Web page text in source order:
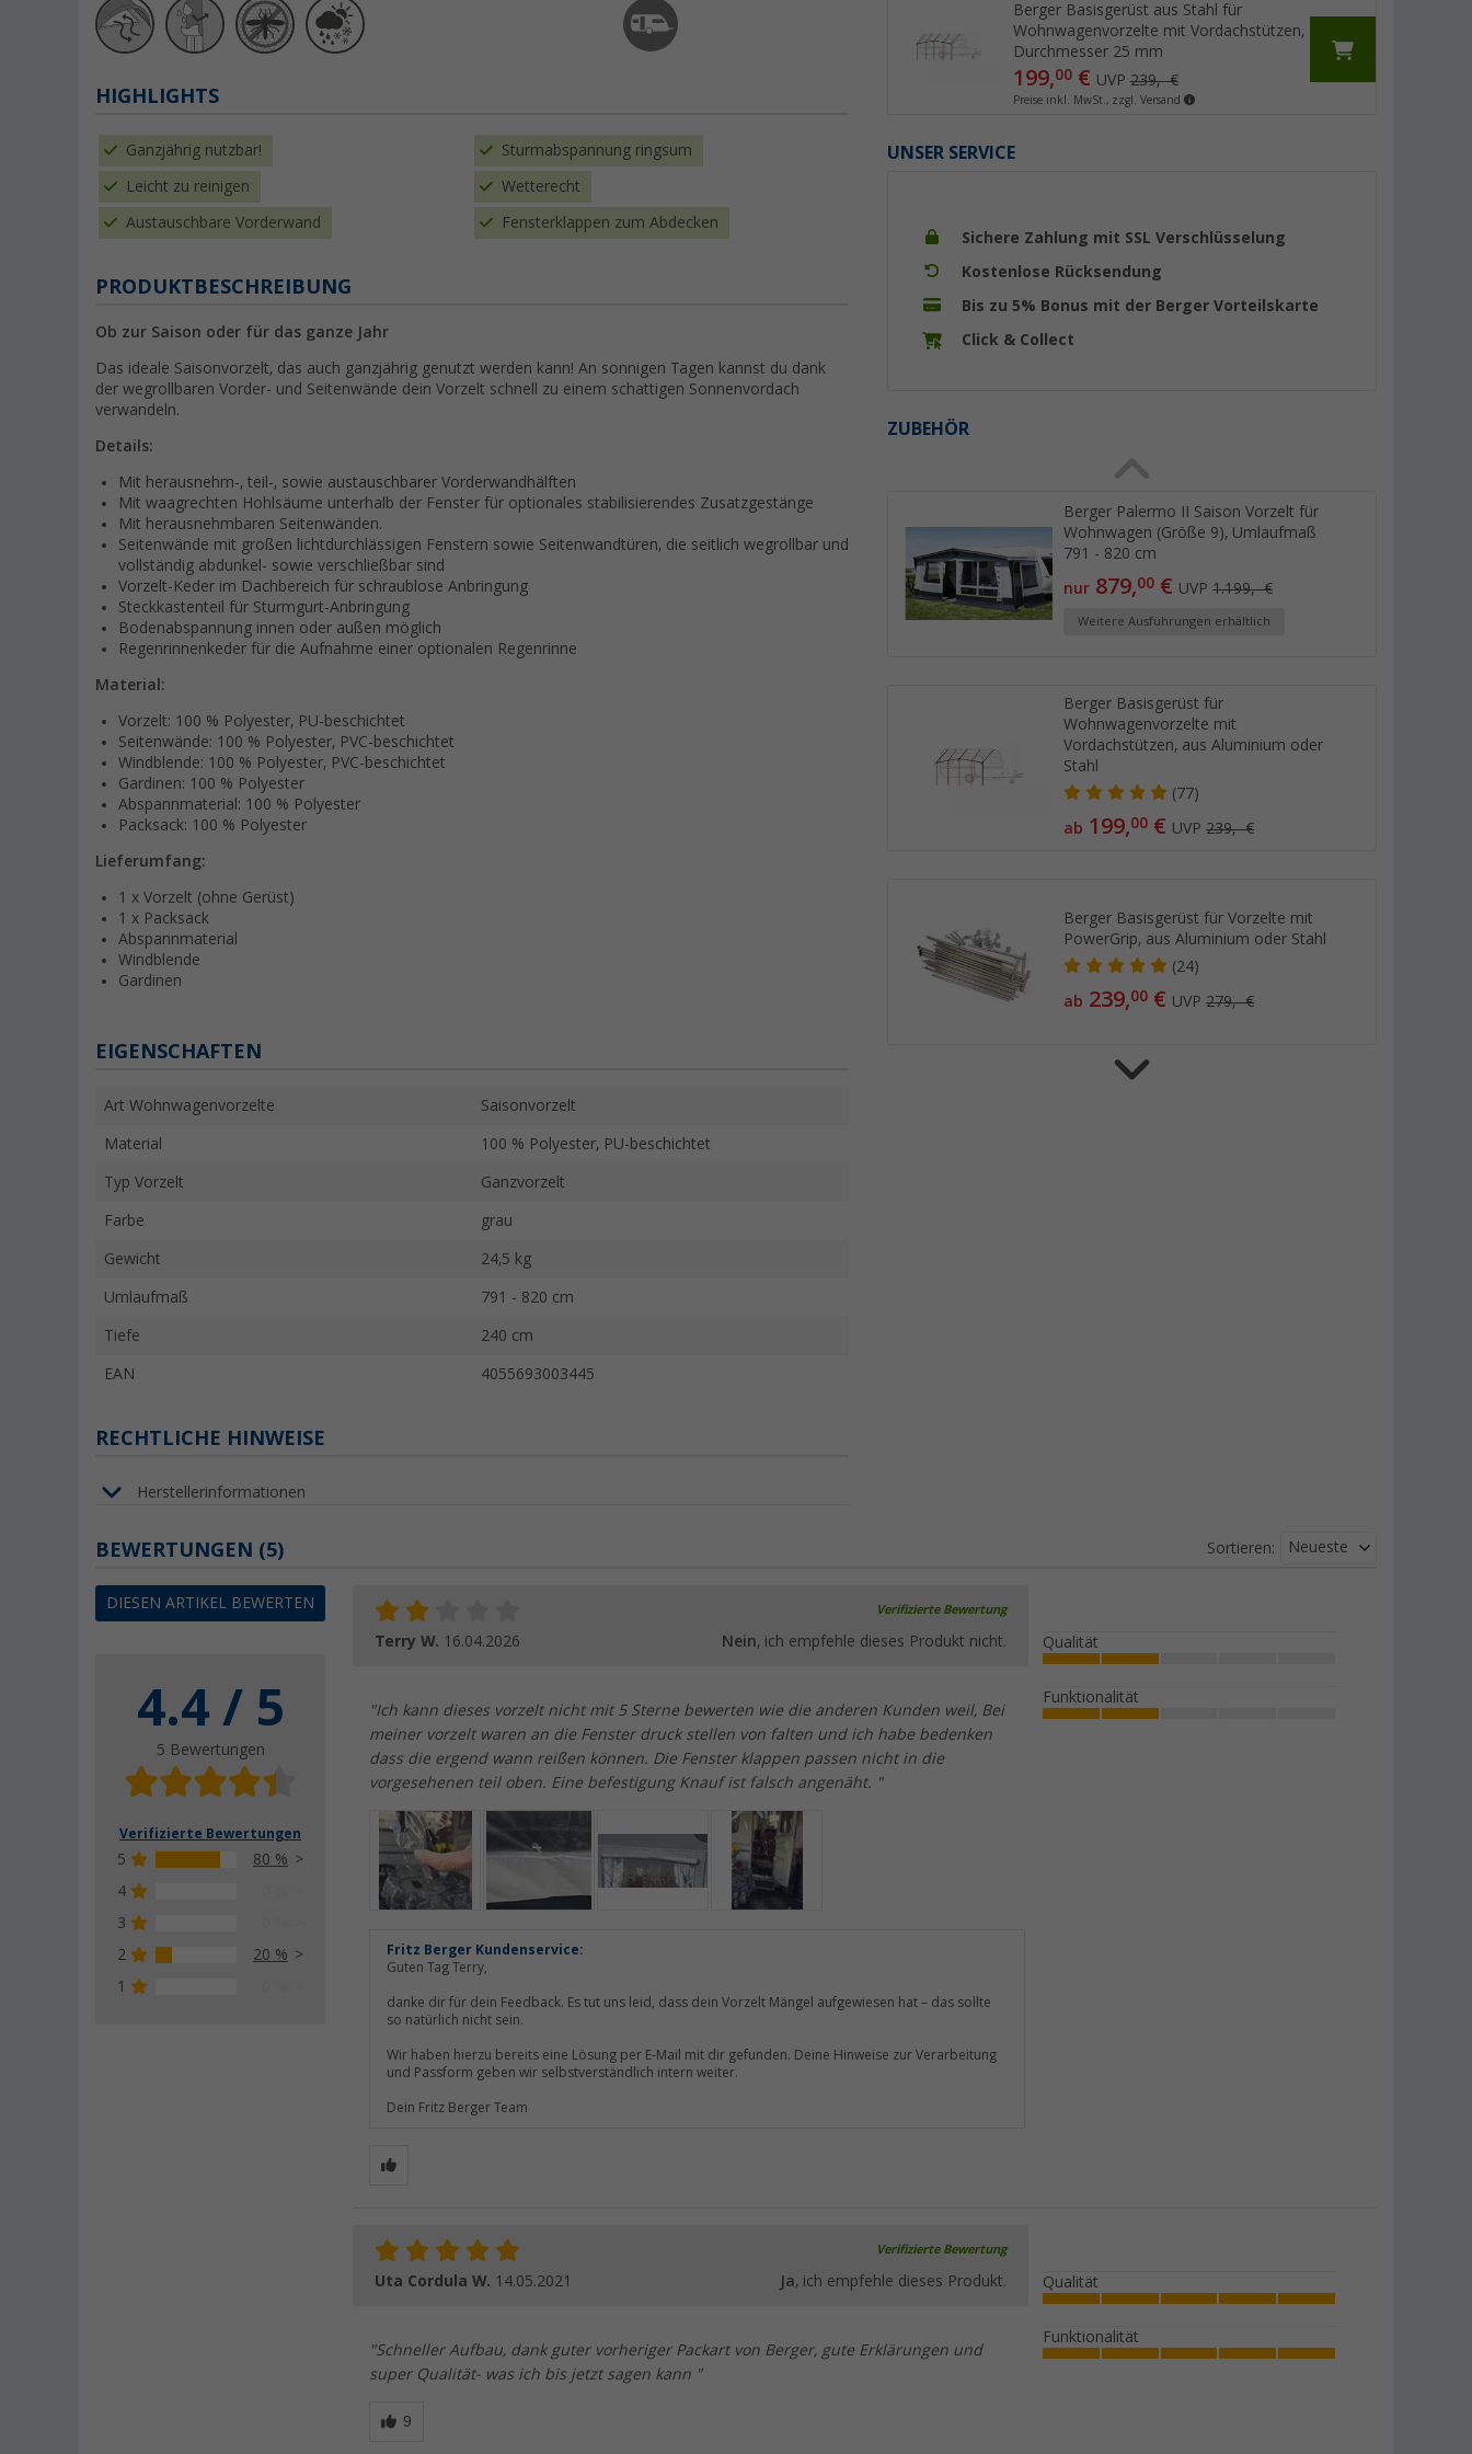
Berger Basisgerüst aus Stahl für
Wohnwagenvorzelte mit Vordachstützen,
Durchmesser 25 mm
199,00€ UVP 239,- €
Preise inkl. MwSt., zzgl. Versand
UNSER SERVICE
Sichere Zahlung mit SSL Verschlüsselung
Kostenlose Rücksendung
Bis zu 5% Bonus mit der Berger Vorteilskarte
Click & Collect
ZUBEHÖR
Berger Palermo II Saison Vorzelt für
Wohnwagen (Größe 9), Umlaufmaß
791 - 820 cm
nur 879,00 € UVP1.199,- €
Weitere Ausführungen erhältlich
Berger Basisgerüst für
Wohnwagenvorzelte mit
Vordachstützen, aus Aluminium oder
Stahl
(77)
ab 199,00 € UVP239,- €
Berger Basisgerüst für Vorzelte mit
PowerGrip, aus Aluminium oder Stahl
(24)
ab 239,00 € UVP279,- €
Berger Heringsrauszieher
HIGHLIGHTS
Ganzjährig nutzbar! Sturmabspannung ringsum
Leicht zu reinigen Wetterecht
Austauschbare Vorderwand Fensterklappen zum Abdecken
PRODUKTBESCHREIBUNG
Ob zur Saison oder für das ganze Jahr
Das ideale Saisonvorzelt, das auch ganzjährig genutzt werden kann! An sonnigen Tagen kannst du dank
der wegrollbaren Vorder- und Seitenwände dein Vorzelt schnell zu einem schattigen Sonnenvordach
verwandeln.
Details:
Mit herausnehm-, teil-, sowie austauschbarer Vorderwandhälften
Mit waagrechten Hohlsäume unterhalb der Fenster für optionales stabilisierendes Zusatzgestänge
Mit herausnehmbaren Seitenwänden.
Seitenwände mit großen lichtdurchlässigen Fenstern sowie Seitenwandtüren, die seitlich wegrollbar und
vollständig abdunkel- sowie verschließbar sind
Vorzelt-Keder im Dachbereich für schraublose Anbringung
Steckkastenteil für Sturmgurt-Anbringung
Bodenabspannung innen oder außen möglich
Regenrinnenkeder für die Aufnahme einer optionalen Regenrinne
Material:
Vorzelt: 100 % Polyester, PU-beschichtet
Seitenwände: 100 % Polyester, PVC-beschichtet
Windblende: 100 % Polyester, PVC-beschichtet
Gardinen: 100 % Polyester
Abspannmaterial: 100 % Polyester
Packsack: 100 % Polyester
Lieferumfang:
1 x Vorzelt (ohne Gerüst)
1 x Packsack
Abspannmaterial
Windblende
Gardinen
EIGENSCHAFTEN
Art Wohnwagenvorzelte Saisonvorzelt
Material 100 % Polyester, PU-beschichtet
Typ Vorzelt Ganzvorzelt
Farbe grau
Gewicht 24,5 kg
Umlaufmaß 791 - 820 cm
Tiefe 240 cm
EAN 4055693003445
RECHTLICHE HINWEISE
Herstellerinformationen
BEWERTUNGEN (5)
DIESEN ARTIKEL BEWERTEN
4.4 / 5
5 Bewertungen
Verifizierte Bewertungen
5
80 %
4
3
2
20 %
1
Sortieren: Neueste
Verifizierte Bewertung
Terry W. 16.04.2026 Nein, ich empfehle dieses Produkt nicht.
"Ich kann dieses vorzelt nicht mit 5 Sterne bewerten wie die anderen Kunden weil, Bei
meiner vorzelt waren an die Fenster druck stellen von falten und ich habe bedenken
dass die ergend wann reißen können. Die Fenster klappen passen nicht in die
vorgesehenen teil oben. Eine befestigung Knauf ist falsch angenäht. "
Qualität
Funktionalität
Fritz Berger Kundenservice:
Guten Tag Terry,
danke dir für dein Feedback. Es tut uns leid, dass dein Vorzelt Mängel aufgewiesen hat – das sollte
so natürlich nicht sein.
Wir haben hierzu bereits eine Lösung per E-Mail mit dir gefunden. Deine Hinweise zur Verarbeitung
und Passform geben wir selbstverständlich intern weiter.
Dein Fritz Berger Team
Verifizierte Bewertung
Uta Cordula W. 14.05.2021 Ja, ich empfehle dieses Produkt.
"Schneller Aufbau, dank guter vorheriger Packart von Berger, gute Erklärungen und
super Qualität- was ich bis jetzt sagen kann "
Qualität
Funktionalität